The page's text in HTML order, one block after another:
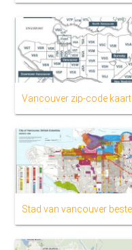
Vancouver zip-code kaart